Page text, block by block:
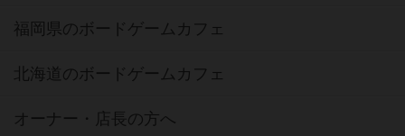
福岡県のボードゲームカフェ
北海道のボードゲームカフェ
オーナー・店長の方へ